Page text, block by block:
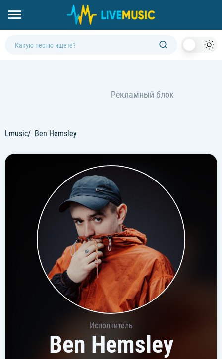
Lmusic Ben Hemsley
Исполнитель
Ben Hemsley